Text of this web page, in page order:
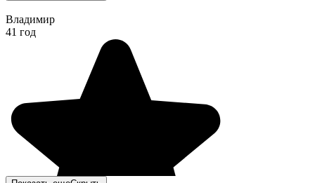
Владимир
41 год